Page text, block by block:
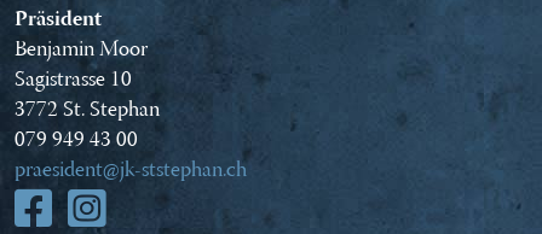
Präsident
Benjamin Moor
Sagistrasse 10
3772 St. Stephan
079 949 43 00
praesident@jk-ststephan.ch